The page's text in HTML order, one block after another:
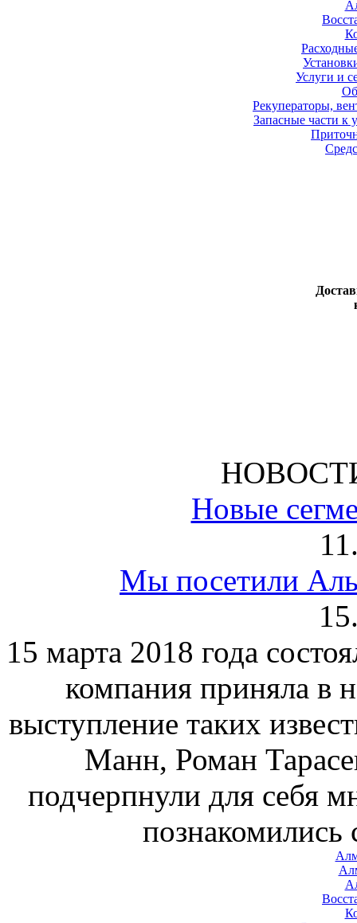
Услуги и
Рекуператоры,
Запасные части к
Новые
Мы посетили
15 марта 2018 года
компания приняла в
выступление таких
Манн, Роман
подчерпнули для себя